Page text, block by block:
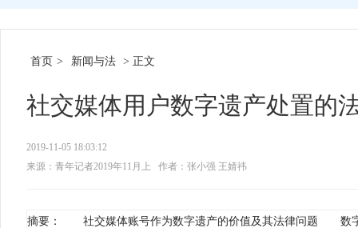
首页 > 新闻与法 > 正文
社交媒体用户数字遗产处置的
2019-11-05 18:03:12
来源：青年记者2019年11月上
作者：张小强 王婧祎
摘要： 社交媒体账号作为数字遗产的价值及其法律问题 数字